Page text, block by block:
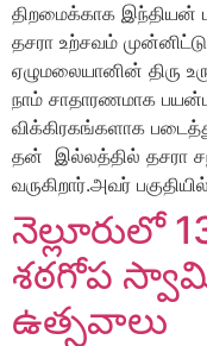
திறமைக்காக இந்தியன்
தசரா உற்சவம்
ஏழுமலையானின் திரு
நாம் சாதாரணமாக
விக்கிரகங்களாக
தன் இல்லத்தில் தசரா
வருகிறார்.அவர்
నెల్లూరులో
శఠగోప
ఉత్సవాలు